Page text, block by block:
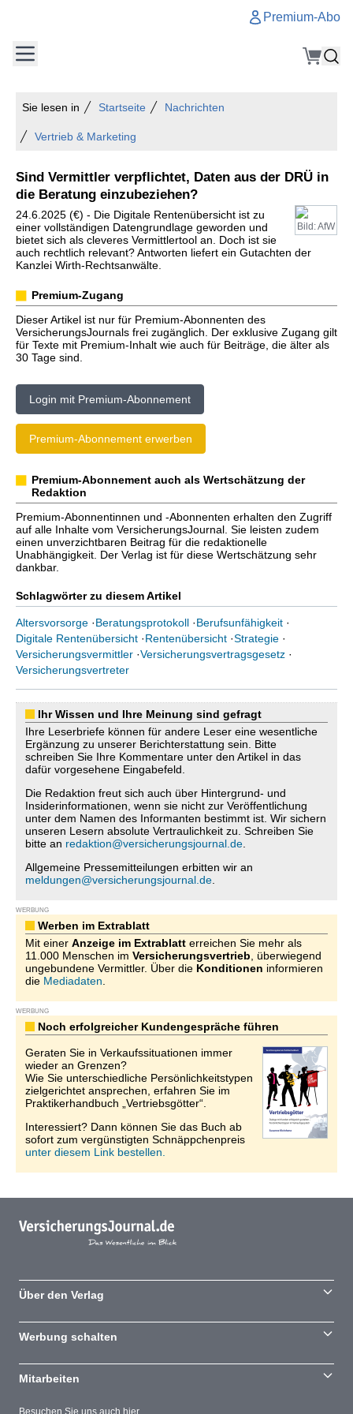
Premium-Abo
Sie lesen in Startseite Nachrichten
Vertrieb & Marketing
Sind Vermittler verpflichtet, Daten aus der DRÜ in
die Beratung einzubeziehen?
Bild: AfW
24.6.2025 (€) - Die Digitale Rentenübersicht ist zu
einer vollständigen Datengrundlage geworden und
bietet sich als cleveres Vermittlertool an. Doch ist sie
auch rechtlich relevant? Antworten liefert ein Gutachten der
Kanzlei Wirth-Rechtsanwälte.
Premium-Zugang
Dieser Artikel ist nur für Premium-Abonnenten des
VersicherungsJournals frei zugänglich. Der exklusive Zugang gilt
für Texte mit Premium-Inhalt wie auch für Beiträge, die älter als
30 Tage sind.
Login mit Premium-Abonnement
Premium-Abonnement erwerben
Premium-Abonnement auch als Wertschätzung der
Redaktion
Premium-Abonnentinnen und -Abonnenten erhalten den Zugriff
auf alle Inhalte vom VersicherungsJournal. Sie leisten zudem
einen unverzichtbaren Beitrag für die redaktionelle
Unabhängigkeit. Der Verlag ist für diese Wertschätzung sehr
dankbar.
Schlagwörter zu diesem Artikel
Altersvorsorge ·Beratungsprotokoll ·Berufsunfähigkeit ·
Digitale Rentenübersicht ·Rentenübersicht ·Strategie ·
Versicherungsvermittler ·Versicherungsvertragsgesetz ·
Versicherungsvertreter
Ihr Wissen und Ihre Meinung sind gefragt
Ihre Leserbriefe können für andere Leser eine wesentliche
Ergänzung zu unserer Berichterstattung sein. Bitte
schreiben Sie Ihre Kommentare unter den Artikel in das
dafür vorgesehene Eingabefeld.
Die Redaktion freut sich auch über Hintergrund- und
Insiderinformationen, wenn sie nicht zur Veröffentlichung
unter dem Namen des Informanten bestimmt ist. Wir sichern
unseren Lesern absolute Vertraulichkeit zu. Schreiben Sie
bitte an redaktion@versicherungsjournal.de
Allgemeine Pressemitteilungen erbitten wir an
meldungen@versicherungsjournal.de
WERBUNG
Werben im Extrablatt
Mit einer Anzeige im Extrablatt erreichen Sie mehr als
11.000 Menschen im Versicherungsvertrieb , überwiegend
ungebundene Vermittler. Über die Konditionen informieren
die Mediadaten
WERBUNG
Noch erfolgreicher Kundengespräche führen
Geraten Sie in Verkaufssituationen immer
wieder an Grenzen?
Wie Sie unterschiedliche Persönlichkeitstypen
zielgerichtet ansprechen, erfahren Sie im
Praktikerhandbuch „Vertriebsgötter“.
Interessiert? Dann können Sie das Buch ab
sofort zum vergünstigten Schnäppchenpreis
unter diesem Link bestellen.
Besuchen Sie uns auch hier
Über den Verlag
Werbung schalten
Mitarbeiten